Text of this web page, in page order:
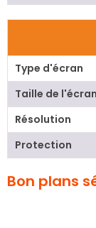
Type d'écran
Taille de l'écran
Résolution
Protection
Bon plans